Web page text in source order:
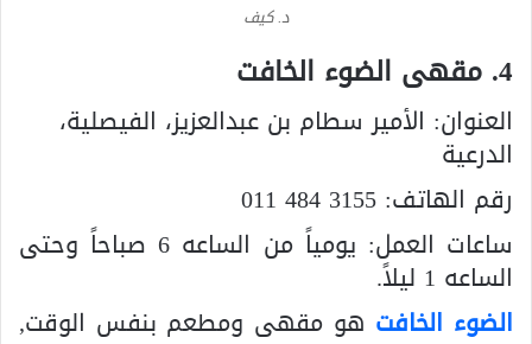
د. كيف
4. مقهى الضوء الخافت
العنوان: الأمير سطام بن عبدالعزيز، الفيصلية،
الدرعية
رقم الهاتف: 011 484 3155
ساعات العمل: يومياً من الساعه 6 صباحاً وحتى
الساعه 1 ليلاً.
الضوء الخافت هو مقهى ومطعم بنفس الوقت,